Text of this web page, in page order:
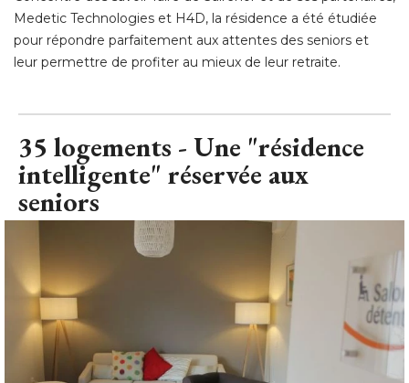
Medetic Technologies et H4D, la résidence a été étudiée
pour répondre parfaitement aux attentes des seniors et
leur permettre de profiter au mieux de leur retraite.
35 logements - Une "résidence
intelligente" réservée aux
seniors